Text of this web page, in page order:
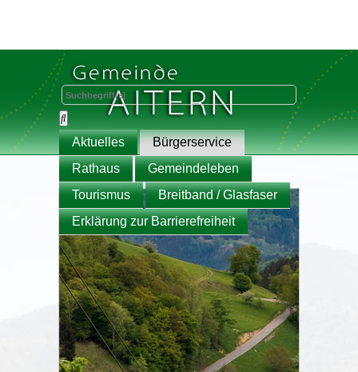
Aktuelles
Bürgerservice
Rathaus
Gemeindeleben
Tourismus
Breitband / Glasfaser
Erklärung zur Barrierefreiheit